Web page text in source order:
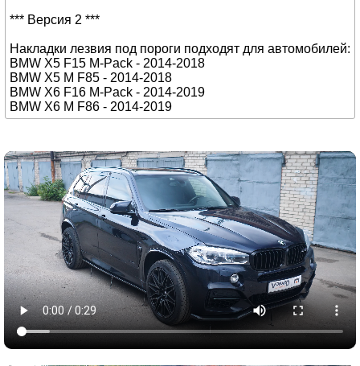
*** Версия 2 ***
Накладки лезвия под пороги подходят для автомобилей:
BMW X5 F15 M-Pack - 2014-2018
BMW X5 M F85 - 2014-2018
BMW X6 F16 M-Pack - 2014-2019
BMW X6 M F86 - 2014-2019